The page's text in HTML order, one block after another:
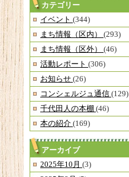
カテゴリー
イベント (344)
まち情報（区内） (293)
まち情報（区外） (46)
活動レポート (306)
お知らせ (26)
コンシェルジュ通信 (129)
千代田人の本棚 (46)
本の紹介 (169)
アーカイブ
2025年10月 (3)